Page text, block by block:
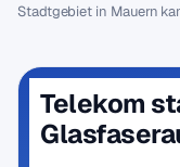
Stadtgebiet in Mauern
Telekom